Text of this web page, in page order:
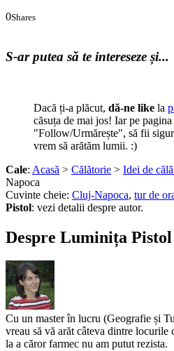
0Shares
S-ar putea să te intereseze și...
Dacă ți-a plăcut, dă-ne like la
căsuța de mai jos! Iar pe
"Follow/Urmărește", să fii
vrem să arătăm lumii. :)
Cale: Acasă > Călătorie > Idei de
Napoca
Cuvinte cheie: Cluj-Napoca, tur de
Pistol: vezi detalii despre autor.
Despre Luminița Pistol
Cu un master în lucru (Geografie și
vreau să vă arăt câteva dintre locurile
la a căror farmec nu am putut rezista.